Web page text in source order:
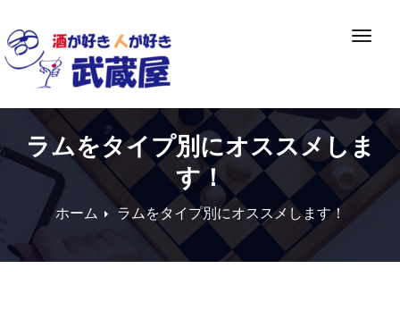
to
content
ナ
ー
シ
ョ
ン
切
り
ラムをタイプ別にオススメしま
す！
ホーム ラムをタイプ別にオススメします！